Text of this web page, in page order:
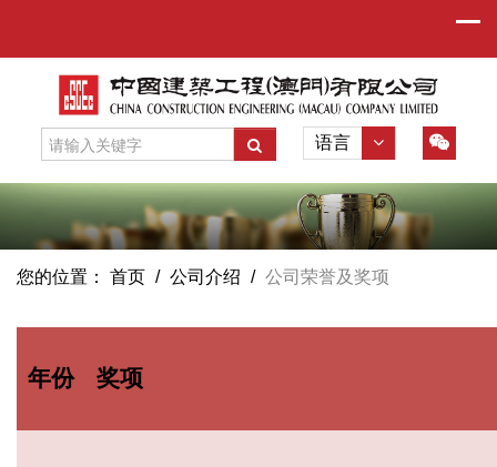
语言
您的位置： 首页 / 公司介绍 / 公司荣誉及奖项
年份 奖项